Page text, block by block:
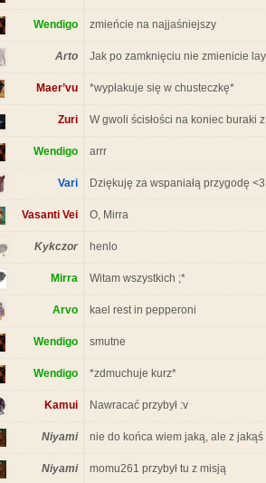
Wendigo zmieńcie na najjaśniejszy
Arto Jak po zamknięciu nie zmienicie
Maer’vu *wypłakuje się w chusteczkę*
Zuri W gwoli ścisłości na koniec buraki
Wendigo arrr
Vari Dziękuję za wspaniałą przygodę
Vasanti Vei O, Mirra
Kykczor henlo
Mirra Witam wszystkich ;*
Arvo kael rest in pepperoni
Wendigo smutne
Wendigo *zdmuchuje kurz*
Kamui Nawracać przybył :v
Niyami nie do końca wiem jaką, ale z jakąś
Niyami momu261 przybył tu z misją